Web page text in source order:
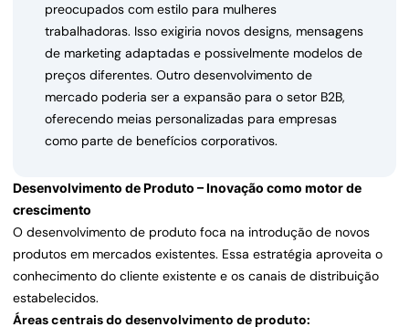
preocupados com estilo para mulheres
trabalhadoras. Isso exigiria novos designs, mensagens
de marketing adaptadas e possivelmente modelos de
preços diferentes. Outro desenvolvimento de
mercado poderia ser a expansão para o setor B2B,
oferecendo meias personalizadas para empresas
como parte de benefícios corporativos.
Desenvolvimento de Produto – Inovação como motor de
crescimento
O desenvolvimento de produto foca na introdução de novos
produtos em mercados existentes. Essa estratégia aproveita o
conhecimento do cliente existente e os canais de distribuição
estabelecidos.
Áreas centrais do desenvolvimento de produto: